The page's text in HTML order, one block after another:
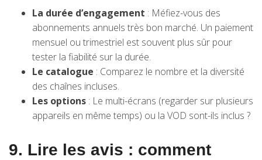
La durée d’engagement : Méfiez-vous des
abonnements annuels très bon marché. Un paiement
mensuel ou trimestriel est souvent plus sûr pour
tester la fiabilité sur la durée.
Le catalogue : Comparez le nombre et la diversité
des chaînes incluses.
Les options : Le multi-écrans (regarder sur plusieurs
appareils en même temps) ou la VOD sont-ils inclus ?
9. Lire les avis : comment